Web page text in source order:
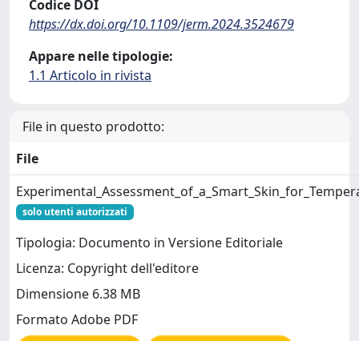
Codice DOI
https://dx.doi.org/10.1109/jerm.2024.3524679
Appare nelle tipologie:
1.1 Articolo in rivista
File in questo prodotto:
File
solo utenti autorizzati
Tipologia: Documento in Versione Editoriale
Licenza: Copyright dell'editore
Dimensione 6.38 MB
Formato Adobe PDF